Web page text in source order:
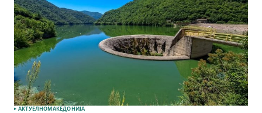
АКТУЕЛНОМАКЕДОНИЈА